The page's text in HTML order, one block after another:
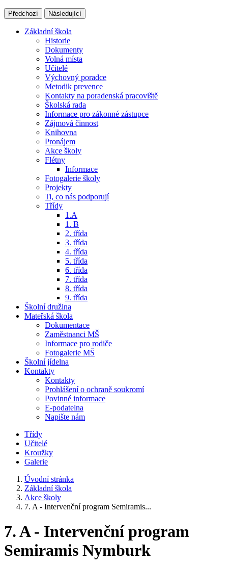
Předchozí Následující
Základní škola
Historie
Dokumenty
Volná místa
Učitelé
Výchovný poradce
Metodik prevence
Kontakty na poradenská pracoviště
Školská rada
Informace pro zákonné zástupce
Zájmová činnost
Knihovna
Pronájem
Akce školy
Flétny
Informace
Fotogalerie školy
Projekty
Ti, co nás podporují
Třídy
1.A
1. B
2. třída
3. třída
4. třída
5. třída
6. třída
7. třída
8. třída
9. třída
Školní družina
Mateřská škola
Dokumentace
Zaměstnanci MŠ
Informace pro rodiče
Fotogalerie MŠ
Školní jídelna
Kontakty
Kontakty
Prohlášení o ochraně soukromí
Povinné informace
E-podatelna
Napište nám
Třídy
Učitelé
Kroužky
Galerie
Úvodní stránka
Základní škola
Akce školy
7. A - Intervenční program Semiramis...
7. A - Intervenční program
Semiramis Nymburk